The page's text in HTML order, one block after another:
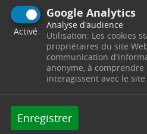
Google Analytics
Activé
Analyse d'audience
Utilisation: Les cookies
propriétaires du site
communication
anonyme, à
interagissent avec le site
Enregistrer
propagande ou du
publier des contenus
promotionnels pour des
concurrents de la(ou les)
sur le Site ;
en l’utilisant comme un
diffuser des